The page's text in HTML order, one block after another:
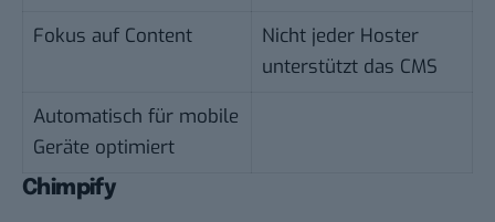
Fokus auf Content
Nicht jeder Hoster
unterstützt das CMS
Automatisch für mobile
Geräte optimiert
Chimpify